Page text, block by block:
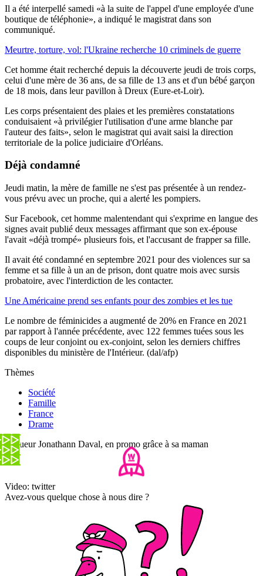
Il a été interpellé samedi «à la suite de l'appel d'une employée d'une
boutique de téléphonie», a indiqué le magistrat dans son
communiqué.
Meurtre, torture, vol: l'Ukraine recherche 10 criminels de guerre
Cet homme était recherché depuis la découverte jeudi de trois corps,
celui d'une mère de 36 ans, de sa fille de 13 ans et d'un bébé garçon
de 18 mois, dans leur pavillon à Dreux (Eure-et-Loir).
Les corps présentaient des plaies et les premières constatations
conduisaient «à privilégier l'utilisation d'une arme blanche par
l'auteur des faits», selon le magistrat qui avait saisi la direction
territoriale de la police judiciaire d'Orléans.
Déjà condamné
Jeudi matin, la mère de famille ne s'est pas présentée à un rendez-
vous prévu avec un proche, qui a alerté les pompiers.
Sur Facebook, cet homme malentendant qui s'exprime en langue des
signes avait publié deux messages affirmant que son ex-épouse
l'avait «déjà trompé» plusieurs fois, et l'accusant de frapper sa fille.
Il avait été condamné en septembre 2021 pour des violences sur sa
femme et sa fille à un an de prison, dont quatre mois avec sursis
probatoire, avec l'interdiction de les contacter.
Une Américaine prend ses enfants pour des zombies et les tue
Le nombre de féminicides a augmenté de 20% en France en 2021
par rapport à l'année précédente, avec 122 femmes tuées sous les
coups de leur conjoint ou ex-conjoint, selon les derniers chiffres
disponibles du ministère de l'Intérieur. (dal/afp)
Thèmes
Société
Famille
France
Drame
Le tueur Jonathann Daval, en promo grâce à sa maman
Video: twitter
Avez-vous quelque chose à nous dire ?